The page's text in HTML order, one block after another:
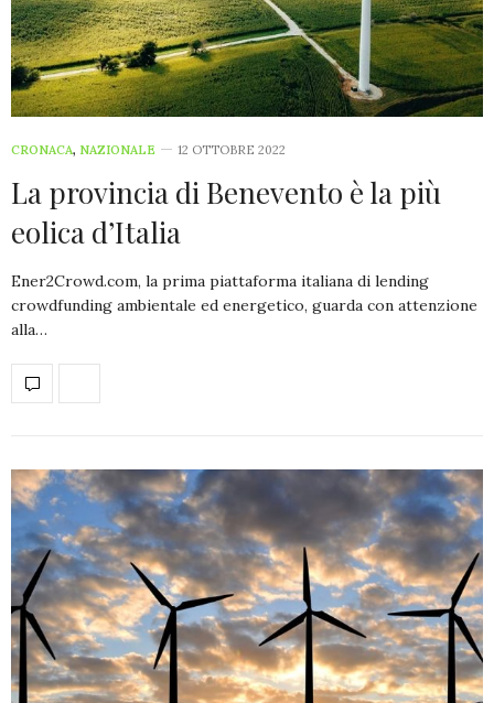
CRONACA, NAZIONALE 12 OTTOBRE 2022
La provincia di Benevento è la più
eolica d’Italia
Ener2Crowd.com, la prima piattaforma italiana di lending
crowdfunding ambientale ed energetico, guarda con attenzione
alla…